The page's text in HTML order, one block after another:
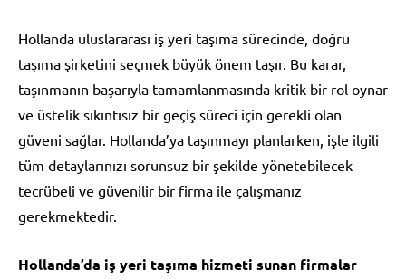
Hollanda uluslararası iş yeri taşıma sürecinde, doğru
taşıma şirketini seçmek büyük önem taşır. Bu karar,
taşınmanın başarıyla tamamlanmasında kritik bir rol oynar
ve üstelik sıkıntısız bir geçiş süreci için gerekli olan
güveni sağlar. Hollanda’ya taşınmayı planlarken, işle ilgili
tüm detaylarınızı sorunsuz bir şekilde yönetebilecek
tecrübeli ve güvenilir bir firma ile çalışmanız
gerekmektedir.
Hollanda’da iş yeri taşıma hizmeti sunan firmalar